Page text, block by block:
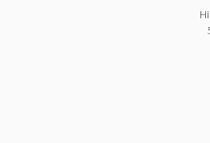
Konfliktkultur
Beziehung &